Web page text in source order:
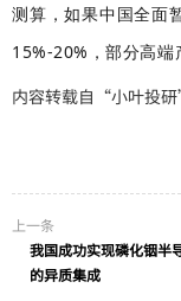
测算，如果中国全面
15%-20%，部分高端
内容转载自“小叶投研
上一条
我国成功实现磷化铟半
的异质集成